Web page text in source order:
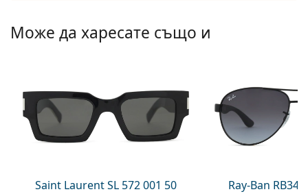
Prada
Може да харесате също и
Saint Laurent SL 572 001 50 Ray-Ban